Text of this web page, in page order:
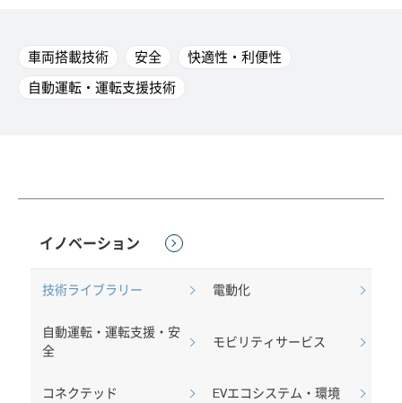
車両搭載技術 安全
快適性・利便性
自動運転・運転支援技術
イノベーション
技術ライブラリー 電動化
自動運転・運転支援・安
全
モビリティサービス
コネクテッド EVエコシステム・環境